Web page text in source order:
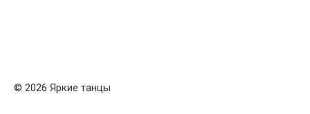
© 2026 Яркие танцы